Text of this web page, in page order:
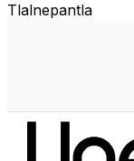
Tlalnepantla